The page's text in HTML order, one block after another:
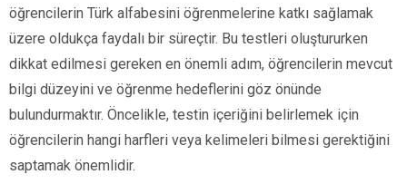
öğrencilerin Türk alfabesini öğrenmelerine katkı sağlamak
üzere oldukça faydalı bir süreçtir. Bu testleri oluştururken
dikkat edilmesi gereken en önemli adım, öğrencilerin mevcut
bilgi düzeyini ve öğrenme hedeflerini göz önünde
bulundurmaktır. Öncelikle, testin içeriğini belirlemek için
öğrencilerin hangi harfleri veya kelimeleri bilmesi gerektiğini
saptamak önemlidir.